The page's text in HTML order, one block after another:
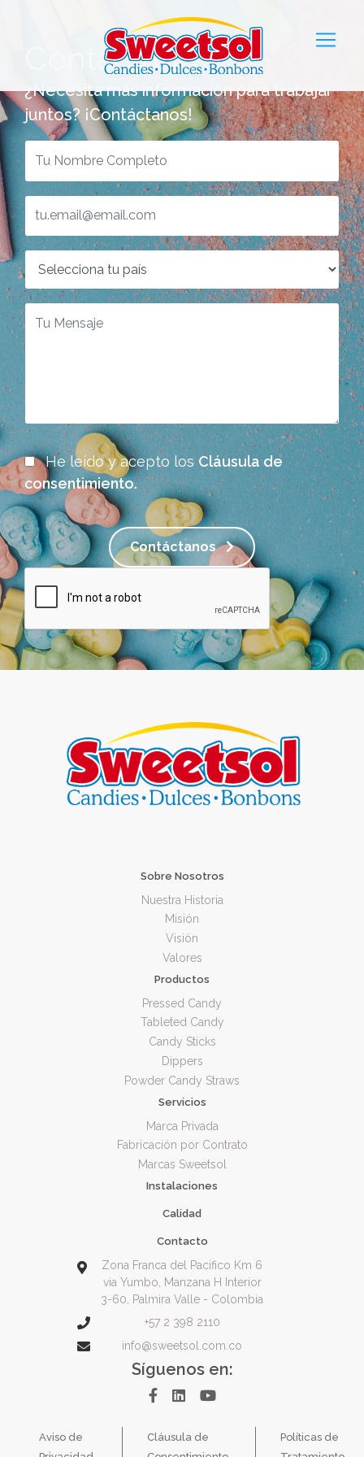
Contáctanos
¿Necesita más información para trabajar
juntos? ¡Contáctanos!
He leído y acepto losCláusula de
consentimiento.
Contáctanos
Sobre Nosotros
Nuestra Historia
Misión
Visión
Valores
Productos
Pressed Candy
Tableted Candy
Candy Sticks
Dippers
Powder Candy Straws
Servicios
Marca Privada
Fabricación por Contrato
Marcas Sweetsol
Instalaciones
Calidad
Contacto
Zona Franca del Pacifico Km 6
via Yumbo, Manzana H Interior
3-60, Palmira Valle - Colombia
+57 2 398 2110
info@sweetsol.com.co
Síguenos en:
Aviso de
Cláusula de
Políticas de